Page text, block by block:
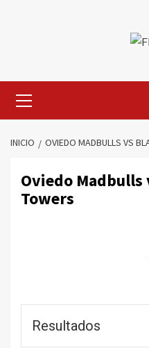
primario
INICIO OVIEDO MADBULLS VS
Oviedo Madbulls
Towers
Resultados